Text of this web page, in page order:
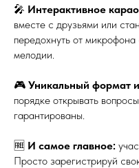
🎤 Интерактивное
вместе с друзьями или
передохнуть от
мелодии.
🎮 Уникальный формат
порядке открывать
гарантированы.
🆓 И самое главное:
Просто зарегистрируй